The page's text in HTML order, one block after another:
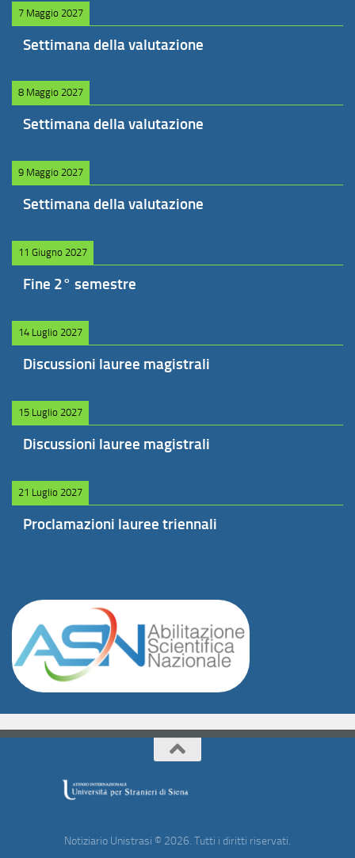
7 Maggio 2027
Settimana della valutazione
8 Maggio 2027
Settimana della valutazione
9 Maggio 2027
Settimana della valutazione
11 Giugno 2027
Fine 2° semestre
14 Luglio 2027
Discussioni lauree magistrali
15 Luglio 2027
Discussioni lauree magistrali
21 Luglio 2027
Proclamazioni lauree triennali
Notiziario Unistrasi © 2026. Tutti i diritti riservati.